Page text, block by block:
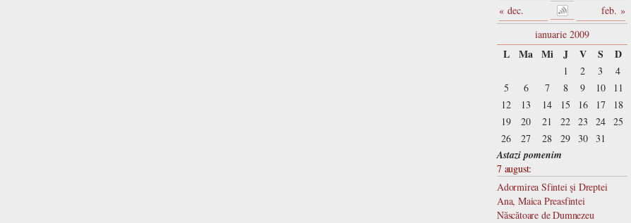
« dec.
feb. »
ianuarie 2009
L Ma Mi J V S D
1 2 3
4
5
6 7 8 9 10
11
12
13 14 15 16 17
18
19
20 21 22 23 24
25
26
27 28 29 30 31
Astazi pomenim
7 august:
Adormirea Sfintei şi Dreptei
Ana, Maica Preasfintei
Născătoare de Dumnezeu